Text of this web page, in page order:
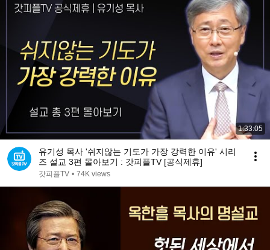
1:33:05
유기성 목사 '쉬지않는 기도가 가장 강력한 이유' 시리
즈 설교 3편 몰아보기 : 갓피플TV [공식제휴]
갓피플TV • 74K views